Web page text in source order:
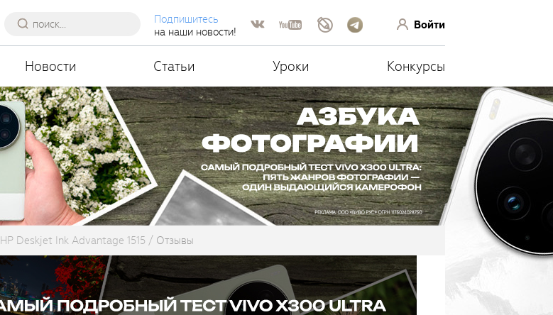
Подпишитесь
на наши новости!
Войти
Новости Статьи Уроки Конкурсы
HP Deskjet Ink Advantage 1515 Отзывы